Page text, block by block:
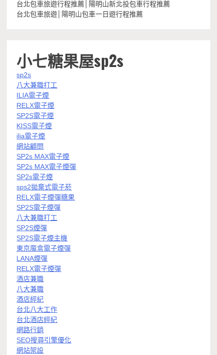
台北包車旅遊行程推薦│陽明山新北投包車行程推薦
台北包車旅遊│陽明山包車一日遊行程推薦
小七糖果屋sp2s
sp2s
八大兼職打工
ILIA電子煙
RELX電子煙
SP2S電子煙
KISS電子煙
ilia電子煙
網站顧問
SP2s MAX電子煙
SP2s MAX電子煙彈
SP2s電子煙
sps2拋棄式電子菸
RELX電子煙彈糖果
SP2S電子煙彈
八大兼職打工
SP2S煙彈
SP2S電子煙主機
東京魔盒電子煙彈
LANA煙彈
RELX電子煙彈
酒店兼職
八大兼職
酒店經紀
台北八大工作
台北酒店經紀
網路行銷
SEO搜尋引擎優化
網站架設